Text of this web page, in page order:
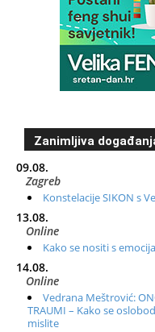
Zanimljiva
09.08.
Zagreb
Konstelacije SIKON s
13.08.
Online
Kako se nositi s
14.08.
Online
Vedrana Meštrović:
TRAUMI – Kako se
mislite